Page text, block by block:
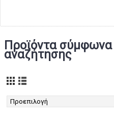
Προϊόντα σύμφωνα
αναζήτησης